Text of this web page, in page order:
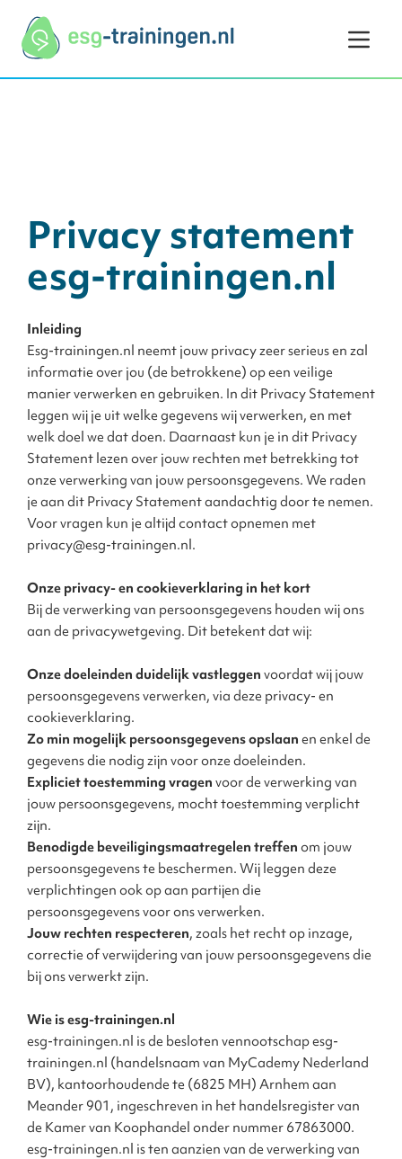
Privacy statement
esg-trainingen.nl
Inleiding
Esg-trainingen.nl neemt jouw privacy zeer serieus en zal
informatie over jou (de betrokkene) op een veilige
manier verwerken en gebruiken. In dit Privacy Statement
leggen wij je uit welke gegevens wij verwerken, en met
welk doel we dat doen. Daarnaast kun je in dit Privacy
Statement lezen over jouw rechten met betrekking tot
onze verwerking van jouw persoonsgegevens. We raden
je aan dit Privacy Statement aandachtig door te nemen.
Voor vragen kun je altijd contact opnemen met
privacy@esg-trainingen.nl.
Onze privacy- en cookieverklaring in het kort
Bij de verwerking van persoonsgegevens houden wij ons
aan de privacywetgeving. Dit betekent dat wij:
Onze doeleinden duidelijk vastleggen voordat wij jouw
persoonsgegevens verwerken, via deze privacy- en
cookieverklaring.
Zo min mogelijk persoonsgegevens opslaan en enkel de
gegevens die nodig zijn voor onze doeleinden.
Expliciet toestemming vragen voor de verwerking van
jouw persoonsgegevens, mocht toestemming verplicht
zijn.
Benodigde beveiligingsmaatregelen treffen om jouw
persoonsgegevens te beschermen. Wij leggen deze
verplichtingen ook op aan partijen die
persoonsgegevens voor ons verwerken.
Jouw rechten respecteren, zoals het recht op inzage,
correctie of verwijdering van jouw persoonsgegevens die
bij ons verwerkt zijn.
Wie is esg-trainingen.nl
esg-trainingen.nl is de besloten vennootschap esg-
trainingen.nl (handelsnaam van MyCademy Nederland
BV), kantoorhoudende te (6825 MH) Arnhem aan
Meander 901, ingeschreven in het handelsregister van
de Kamer van Koophandel onder nummer 67863000.
esg-trainingen.nl is ten aanzien van de verwerking van